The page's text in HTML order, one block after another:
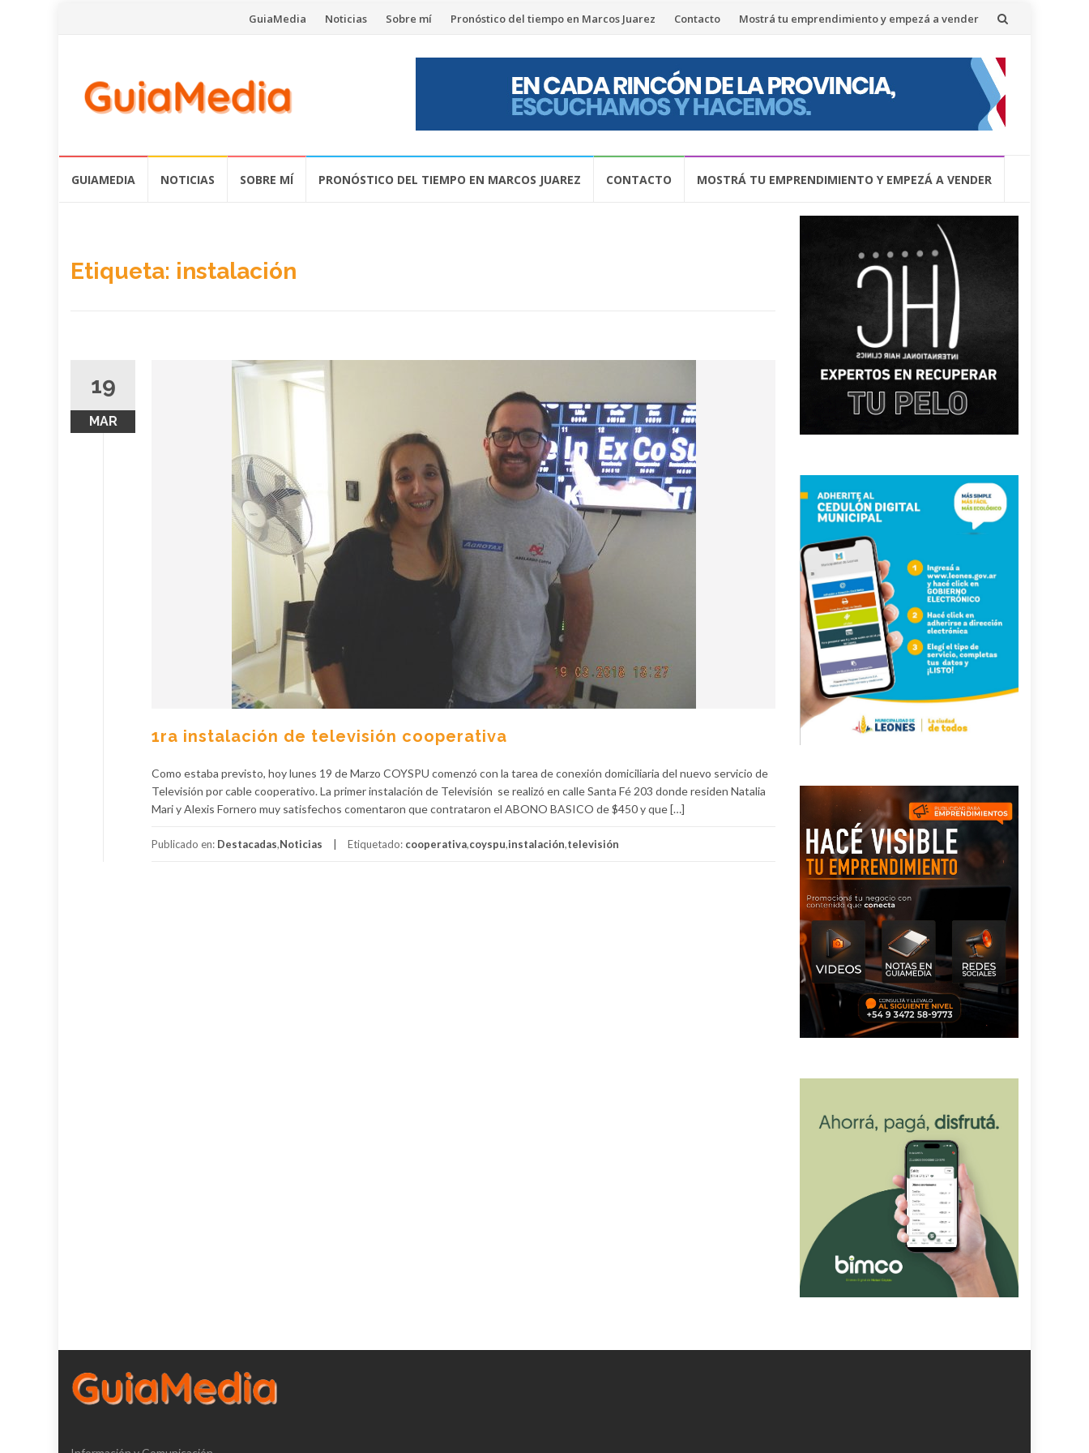
Saltar
contenido
GuiaMedia Noticias Sobre mí Pronóstico del tiempo en Marcos Juarez Contacto Mostrá tu emprendimiento y empezá a vender
GUIAMEDIA NOTICIAS SOBRE MÍ PRONÓSTICO DEL TIEMPO EN MARCOS JUAREZ CONTACTO MOSTRÁ TU EMPRENDIMIENTO Y EMPEZÁ A VENDER
Etiqueta: instalación
19
MAR
1ra instalación de televisión cooperativa
Como estaba previsto, hoy lunes 19 de Marzo COYSPU comenzó con la tarea de conexión domiciliaria del nuevo servicio de
Televisión por cable cooperativo. La primer instalación de Televisión se realizó en calle Santa Fé 203 donde residen Natalia
Mari y Alexis Fornero muy satisfechos comentaron que contrataron el ABONO BASICO de $450 y que […]
Publicado en: Destacadas,Noticias Etiquetado: cooperativa,coyspu,instalación,televisión